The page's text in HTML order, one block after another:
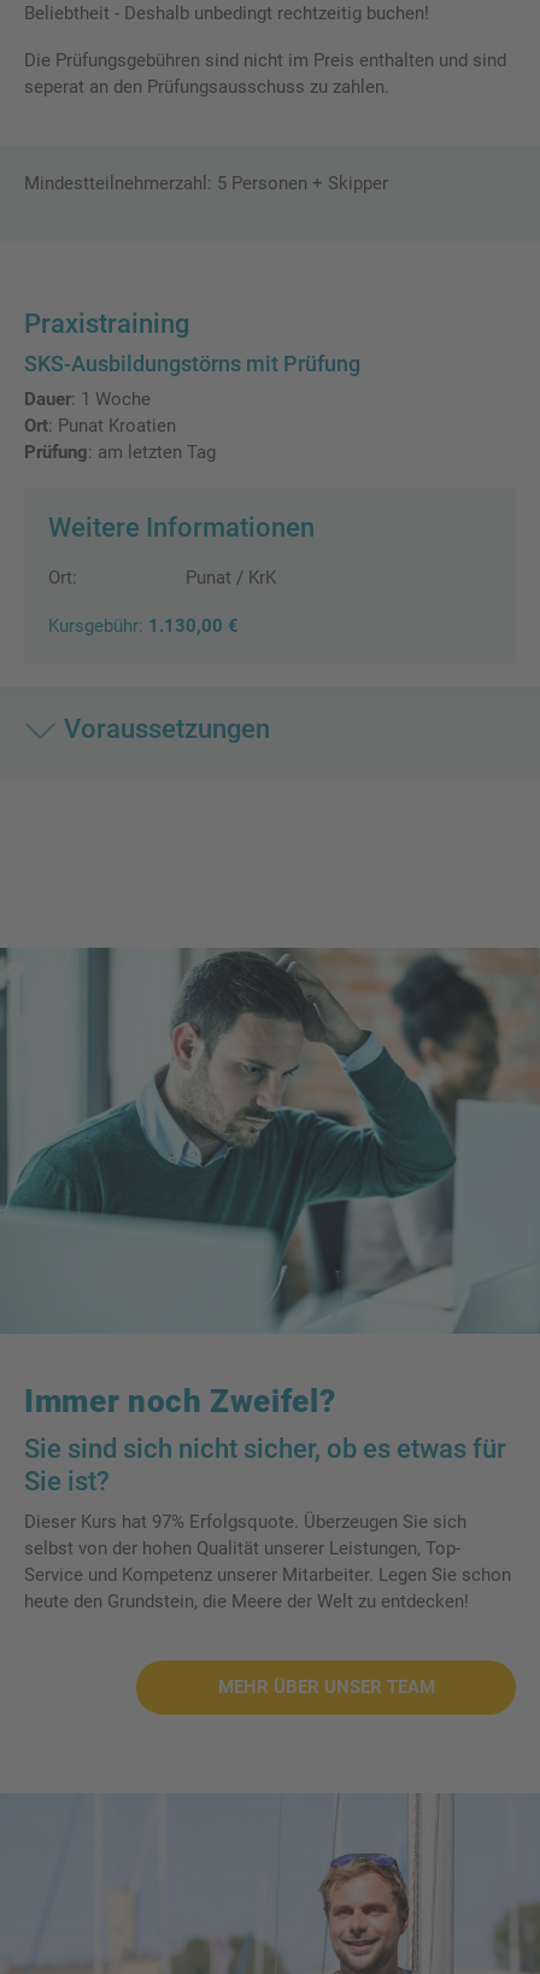
Beliebtheit - Deshalb unbedingt rechtzeitig buchen!
Die Prüfungsgebühren sind nicht im Preis enthalten und sind
seperat an den Prüfungsausschuss zu zahlen.
Mindestteilnehmerzahl: 5 Personen + Skipper
Praxistraining
SKS-Ausbildungstörns mit Prüfung
Dauer: 1 Woche
Ort: Punat Kroatien
Prüfung: am letzten Tag
Weitere Informationen
Ort: Punat / KrK
Kursgebühr: 1.130,00 €
Voraussetzungen
Immer noch Zweifel?
Sie sind sich nicht sicher, ob es etwas für
Sie ist?
Dieser Kurs hat 97% Erfolgsquote. Überzeugen Sie sich
selbst von der hohen Qualität unserer Leistungen, Top-
Service und Kompetenz unserer Mitarbeiter. Legen Sie schon
heute den Grundstein, die Meere der Welt zu entdecken!
MEHR ÜBER UNSER TEAM